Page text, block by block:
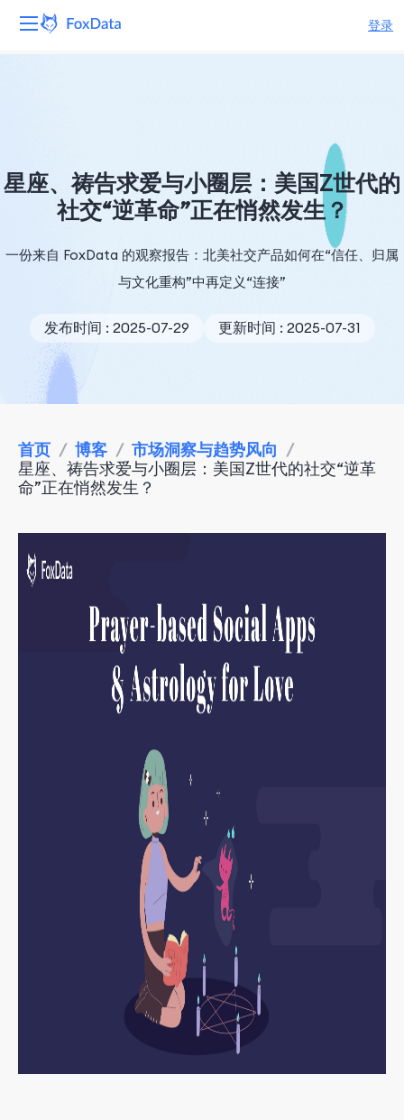
登录
解决方案
定价
星座、祷告求爱与小圈层：美国Z世代的
社交“逆革命”正在悄然发生？
一份来自 FoxData 的观察报告：北美社交产品如何在“信任、归属
与文化重构”中再定义“连接”
发布时间 : 2025-07-29 更新时间 : 2025-07-31
首页 / 博客 / 市场洞察与趋势风向 /
星座、祷告求爱与小圈层：美国Z世代的社交“逆革
命”正在悄然发生？